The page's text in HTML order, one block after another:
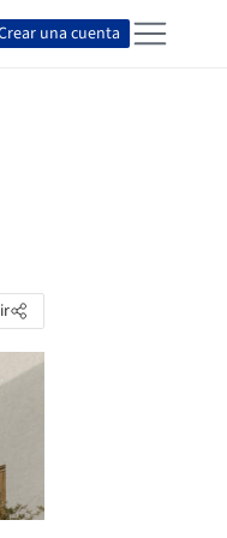
una cuenta